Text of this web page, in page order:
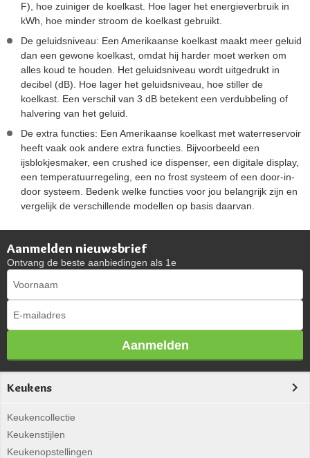
F), hoe zuiniger de koelkast. Hoe lager het energieverbruik in
kWh, hoe minder stroom de koelkast gebruikt.
De geluidsniveau: Een Amerikaanse koelkast maakt meer geluid
dan een gewone koelkast, omdat hij harder moet werken om
alles koud te houden. Het geluidsniveau wordt uitgedrukt in
decibel (dB). Hoe lager het geluidsniveau, hoe stiller de
koelkast. Een verschil van 3 dB betekent een verdubbeling of
halvering van het geluid.
De extra functies: Een Amerikaanse koelkast met waterreservoir
heeft vaak ook andere extra functies. Bijvoorbeeld een
ijsblokjesmaker, een crushed ice dispenser, een digitale display,
een temperatuurregeling, een no frost systeem of een door-in-
door systeem. Bedenk welke functies voor jou belangrijk zijn en
vergelijk de verschillende modellen op basis daarvan.
Aanmelden nieuwsbrief
Ontvang de beste aanbiedingen als 1e
Aanmelden
Keukens
Keukencollectie
Keukenstijlen
Keukenopstellingen